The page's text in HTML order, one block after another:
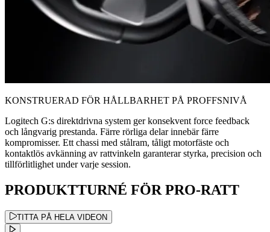
KONSTRUERAD FÖR HÅLLBARHET PÅ PROFFSNIVÅ
Logitech G:s direktdrivna system ger konsekvent force feedback
och långvarig prestanda. Färre rörliga delar innebär färre
kompromisser. Ett chassi med stålram, tåligt motorfäste och
kontaktlös avkänning av rattvinkeln garanterar styrka, precision och
tillförlitlighet under varje session.
PRODUKTTURNÉ FÖR PRO-RATT
TITTA PÅ HELA VIDEON